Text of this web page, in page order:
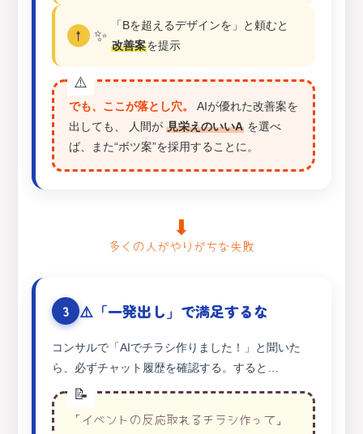
↑ ✨
「Bを超えるデザインを」と頼むと
改善案を提示
でも、ここが落とし穴。
AIが優れた改善案を
出しても、 人間が 見栄えのいいAを選べ
ば、また“ボツ案”を採用することに。
⬇
多くの人がやりがちな失敗
3 ⚠️「一発出し」で満足するな
コンサルで「AIでチラシ作りました！」と聞いた
ら、必ずチャット履歴を確認する。すると…
「イベントの反応取れるチラシ作って」